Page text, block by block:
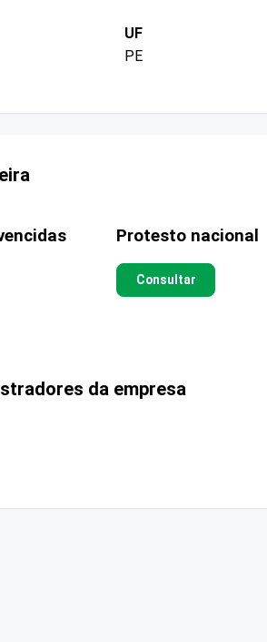
UF
PE
Protesto nacional
Consultar
da empresa